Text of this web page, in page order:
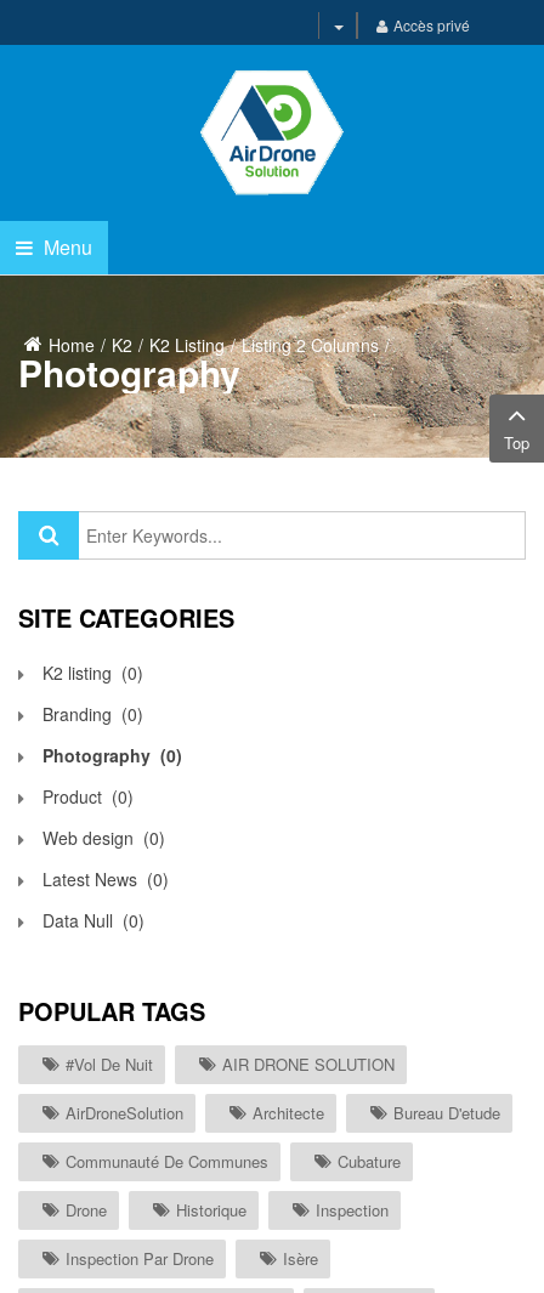
Accès privé
Menu
Home K2 K2 Listing Listing 2 Columns
Photography
SITE CATEGORIES
K2 listing (0)
Branding (0)
Photography (0)
Product (0)
Web design (0)
Latest News (0)
Data Null (0)
POPULAR TAGS
#vol De Nuit AIR DRONE SOLUTION
AirDroneSolution Architecte Bureau D'etude
Communauté De Communes Cubature
Drone Historique Inspection
Inspection Par Drone Isère
Top